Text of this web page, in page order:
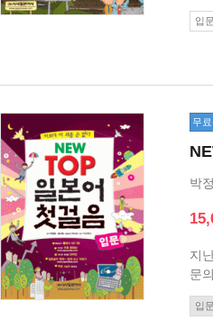
습
꼭
입문
무
박
지
문
음
에
입문